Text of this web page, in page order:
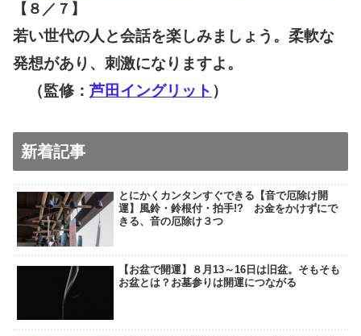
【８／７ 】
若い世代の人と会話を楽しみましょう。柔軟な
発想があり、刺激になりますよ。
（監修： 芦田イングリット ）
新着記事
とにかくカンタンすぐできる【音で厄除け開
運】風鈴・鈴根付・拍手!? お金をかけずにで
きる、音の厄除け３つ
【お盆で開運】８月13～16日は旧盆。そもそも
お盆とは？お墓参りは開運につながる